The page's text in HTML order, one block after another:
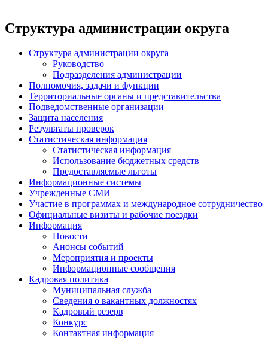
Структура администрации округа
Структура администрации округа
Руководство
Подразделения администрации
Полномочия, задачи и функции
Территориальные органы и представительства
Подведомственные организации
Защита населения
Результаты проверок
Статистическая информация
Статистическая информация
Использование бюджетных средств
Предоставляемые льготы
Информационные системы
Учрежденные СМИ
Участие в программах и международное сотрудничество
Официальные визиты и рабочие поездки
Информация
Новости
Анонсы событий
Мероприятия и проекты
Информационные сообщения
Кадровая политика
Муниципальная служба
Сведения о вакантных должностях
Кадровый резерв
Конкурс
Контактная информация